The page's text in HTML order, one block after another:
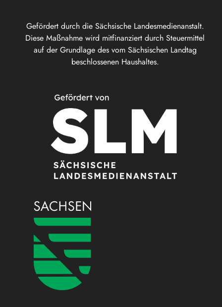
Gefördert durch die Sächsische Landesmedienanstalt.
Diese Maßnahme wird mitfinanziert durch Steuermittel
auf der Grundlage des vom Sächsischen Landtag
beschlossenen Haushaltes.